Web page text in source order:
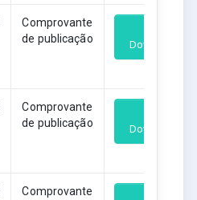
Comprovante
de publicação
Download
Comprovante
de publicação
Download
Comprovante